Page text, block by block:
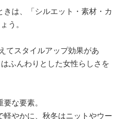
きは、「シルエット・素材・カ
う。
てスタイルアップ効果があ
ふんわりとした女性らしさを
な要素。
やかに、秋冬はニットやウー